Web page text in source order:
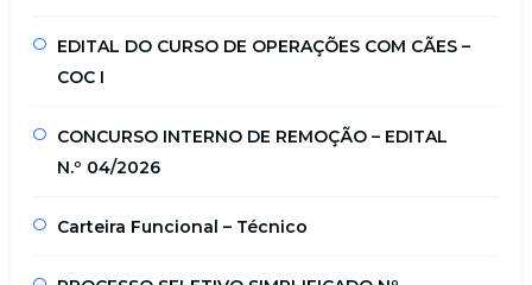
EDITAL DO CURSO DE OPERAÇÕES COM CÃES –
COC I
CONCURSO INTERNO DE REMOÇÃO – EDITAL
N.º 04/2026
Carteira Funcional – Técnico